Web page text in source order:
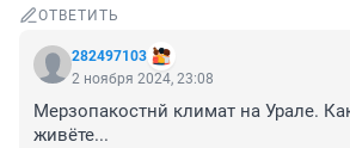
ОТВЕТИТЬ
282497103
2 ноября 2024, 23:08
Мерзопакостнй климат на Урале.
живёте...